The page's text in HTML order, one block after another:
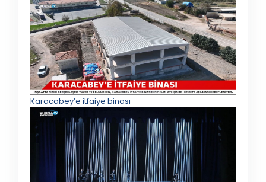
Karacabey’e itfaiye binası